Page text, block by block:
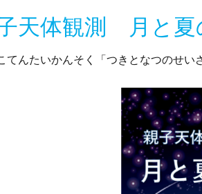
天体観測 月と夏
てんたいかんそく「つきとなつのせい